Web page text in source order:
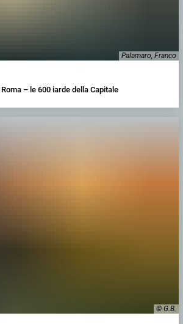
Palamaro, Franco
– le 600 iarde della Capitale
© G.B.